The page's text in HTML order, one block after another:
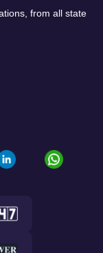
from all state